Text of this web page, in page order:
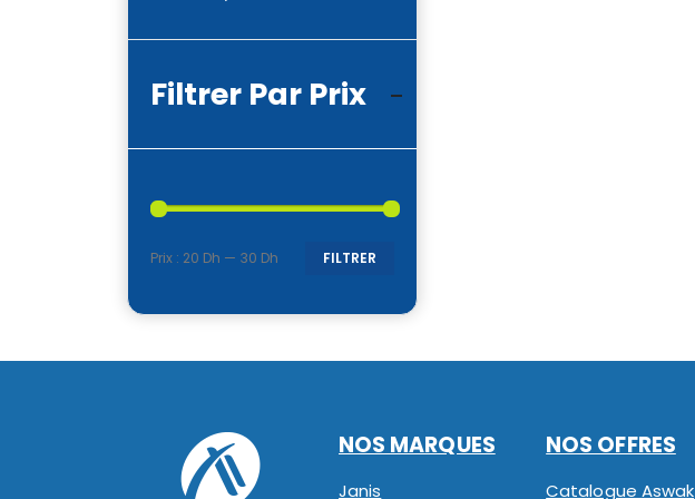
Filtrer Par Prix
FILTRER
Prix : 20 Dh — 30 Dh
NOS MARQUES
Janis
NOS OFFRES
Catalogue Aswak